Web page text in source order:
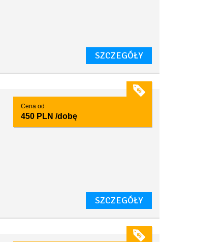
SZCZEGÓŁY
Cena od
450 PLN /dobę
SZCZEGÓŁY